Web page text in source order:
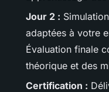
Jour 2 :
adaptées à votre
Évaluation finale
théorique et des
Certification :